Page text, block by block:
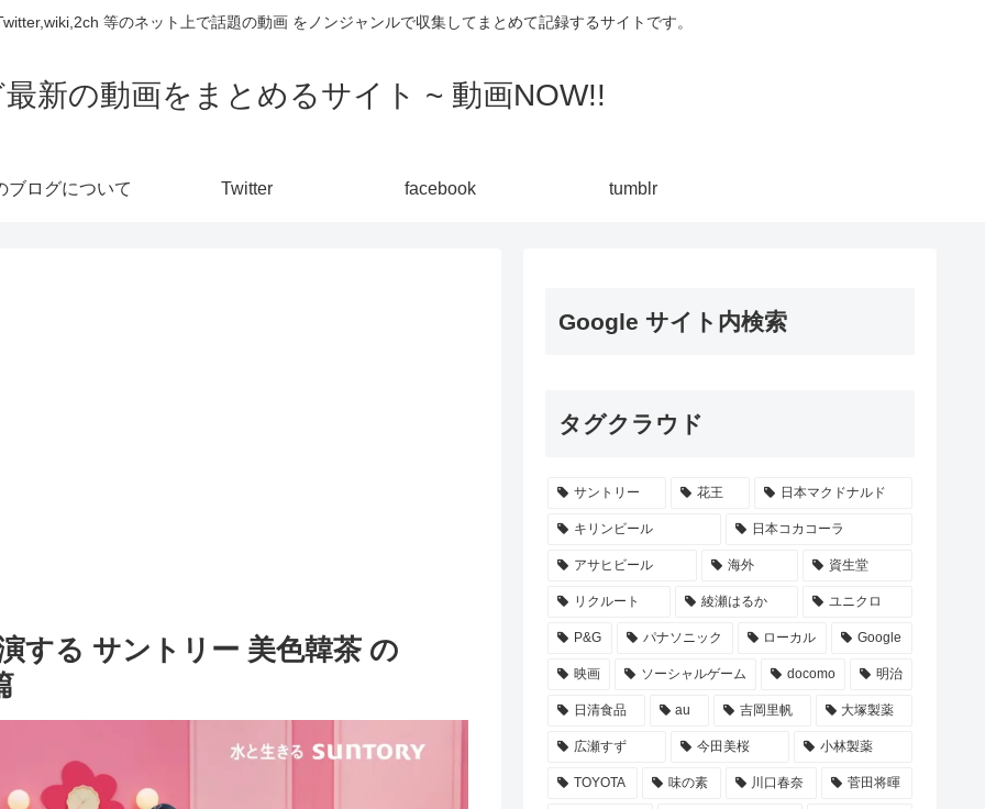
等のネット上で話題の動画 をノンジャンルで収集してまとめて記録するサイトです。
新の動画をまとめるサイト ~ 動画NOW!!
ブログについて Twitter facebook tumblr
する サントリー 美色韓茶 の
Google サイト内検索
タグクラウド
サントリー 花王 日本マクドナルド
キリンビール 日本コカコーラ
アサヒビール 海外 資生堂
リクルート 綾瀬はるか ユニクロ
P&G パナソニック ローカル Google
映画 ソーシャルゲーム docomo 明治
日清食品 au 吉岡里帆 大塚製薬
広瀬すず 今田美桜 小林製薬
TOYOTA 味の素 川口春奈 菅田将暉